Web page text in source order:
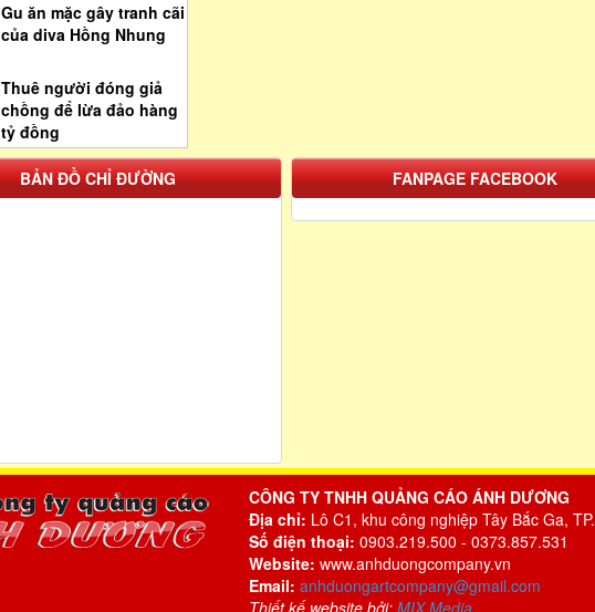
Gu ăn mặc gây tranh cãi
của diva Hồng Nhung
Thuê người đóng giả
chồng để lừa đảo hàng
tỷ đồng
BẢN ĐỒ CHỈ ĐƯỜNG FANPAGE FACEBOOK
CÔNG TY TNHH QUẢNG CÁO ÁNH DƯƠNG
Địa chỉ: Lô C1, khu công nghiệp Tây Bắc Ga,
Số điện thoại: 0903.219.500 - 0373.857.531
Website: www.anhduongcompany.vn
Email: anhduongartcompany@gmail.com